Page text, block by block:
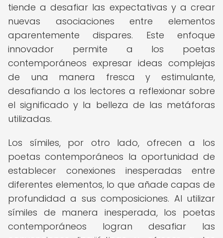
tiende a desafiar las expectativas y a crear
nuevas asociaciones entre elementos
aparentemente dispares. Este enfoque
innovador permite a los poetas
contemporáneos expresar ideas complejas
de una manera fresca y estimulante,
desafiando a los lectores a reflexionar sobre
el significado y la belleza de las metáforas
utilizadas.
Los símiles, por otro lado, ofrecen a los
poetas contemporáneos la oportunidad de
establecer conexiones inesperadas entre
diferentes elementos, lo que añade capas de
profundidad a sus composiciones. Al utilizar
símiles de manera inesperada, los poetas
contemporáneos logran desafiar las